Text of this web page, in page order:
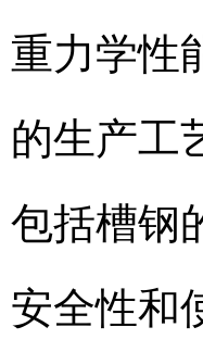
重力学性
的生产工
包括槽钢
安全性和